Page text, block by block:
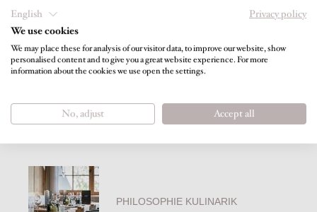
(Abdeckservice) auf Wunsch
Nichtraucherzimmer
Gut zu wissen
PHILOSOPHIE KULINARIK
English
Privacy policy
We use cookies
We may place these for analysis of our visitor data, to improve our website, show
personalised content and to give you a great website experience. For more
information about the cookies we use open the settings.
No, adjust Accept all